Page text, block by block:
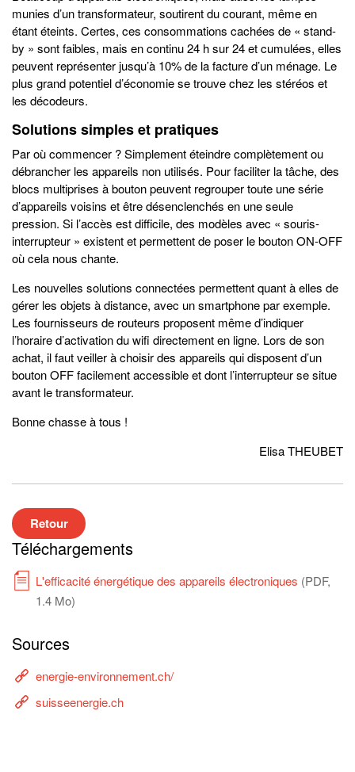
munies d’un transformateur, soutirent du courant, même en
étant éteints. Certes, ces consommations cachées de « stand-
by » sont faibles, mais en continu 24 h sur 24 et cumulées, elles
peuvent représenter jusqu’à 10% de la facture d’un ménage. Le
plus grand potentiel d’économie se trouve chez les stéréos et
les décodeurs.
Solutions simples et pratiques
Par où commencer ? Simplement éteindre complètement ou
débrancher les appareils non utilisés. Pour faciliter la tâche, des
blocs multiprises à bouton peuvent regrouper toute une série
d’appareils voisins et être désenclenchés en une seule
pression. Si l’accès est difficile, des modèles avec « souris-
interrupteur » existent et permettent de poser le bouton ON-OFF
où cela nous chante.
Les nouvelles solutions connectées permettent quant à elles de
gérer les objets à distance, avec un smartphone par exemple.
Les fournisseurs de routeurs proposent même d’indiquer
l’horaire d’activation du wifi directement en ligne. Lors de son
achat, il faut veiller à choisir des appareils qui disposent d’un
bouton OFF facilement accessible et dont l’interrupteur se situe
avant le transformateur.
Bonne chasse à tous !
Elisa THEUBET
Retour
Téléchargements
L'efficacité énergétique des appareils électroniques (PDF,
1.4 Mo)
Sources
energie-environnement.ch/
suisseenergie.ch